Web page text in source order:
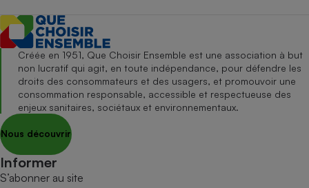
Créée en 1951, Que Choisir Ensemble est une association à but
non lucratif qui agit, en toute indépendance, pour défendre les
droits des consommateurs et des usagers, et promouvoir une
consommation responsable, accessible et respectueuse des
enjeux sanitaires, sociétaux et environnementaux.
Nous découvrir
Informer
S’abonner au site